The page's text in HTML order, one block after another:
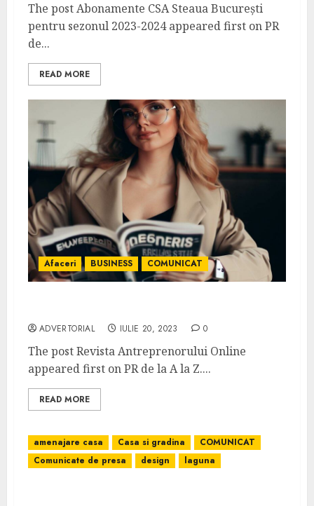
The post Abonamente CSA Steaua București
pentru sezonul 2023-2024 appeared first on PR
de...
READ MORE
Afaceri BUSINESS COMUNICAT
ADVERTORIAL IULIE 20, 2023 0
The post Revista Antreprenorului Online
appeared first on PR de la A la Z....
READ MORE
amenajare casa Casa si gradina
COMUNICAT
Comunicate de presa
design laguna